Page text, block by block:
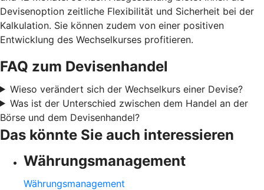
Devisenoption zeitliche Flexibilität und Sicherheit bei der
Kalkulation. Sie können zudem von einer positiven
Entwicklung des Wechselkurses profitieren.
FAQ zum Devisenhandel
Wieso verändert sich der Wechselkurs einer Devise?
Was ist der Unterschied zwischen dem Handel an der
Börse und dem Devisenhandel?
Das könnte Sie auch interessieren
Währungsmanagement
Währungsmanagement